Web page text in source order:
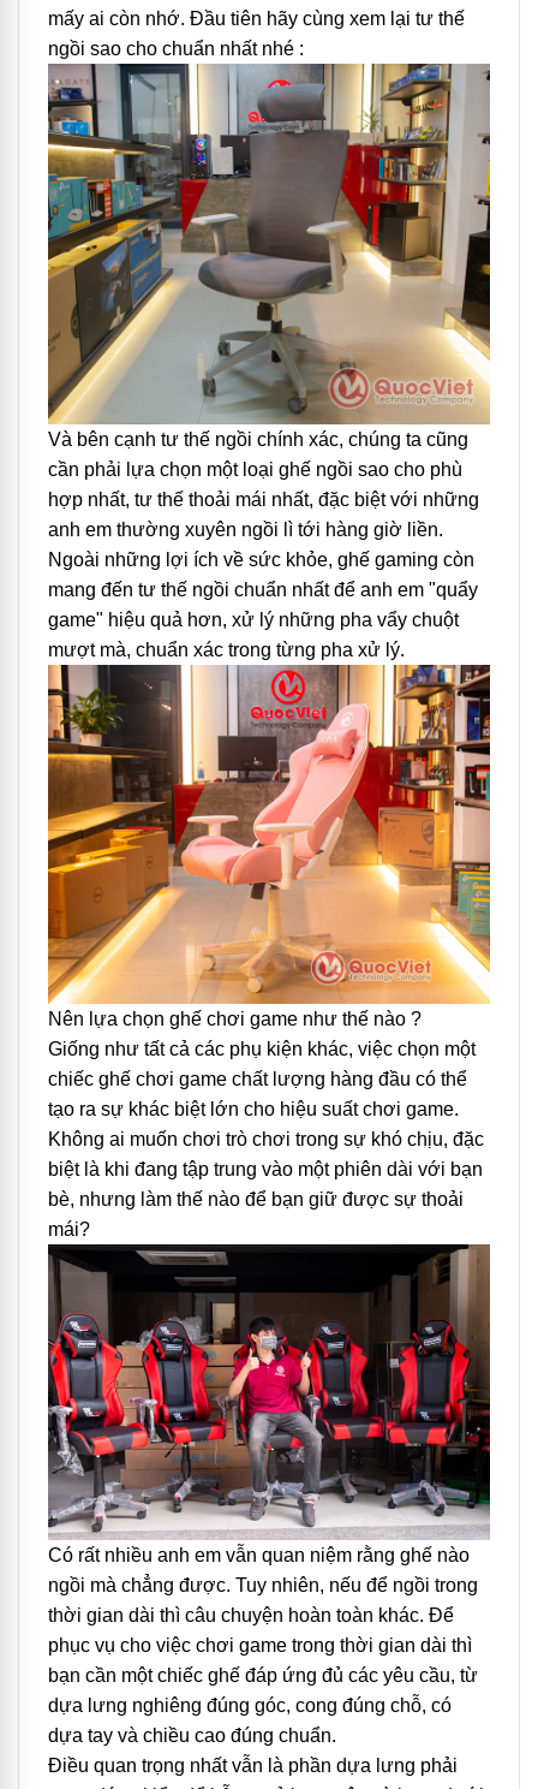
mấy ai còn nhớ. Đầu tiên hãy cùng xem lại tư thế
ngồi sao cho chuẩn nhất nhé :
Và bên cạnh tư thế ngồi chính xác, chúng ta cũng
cần phải lựa chọn một loại ghế ngồi sao cho phù
hợp nhất, tư thế thoải mái nhất, đặc biệt với những
anh em thường xuyên ngồi lì tới hàng giờ liền.
Ngoài những lợi ích về sức khỏe, ghế gaming còn
mang đến tư thế ngồi chuẩn nhất để anh em "quẩy
game" hiệu quả hơn, xử lý những pha vẩy chuột
mượt mà, chuẩn xác trong từng pha xử lý.
Nên lựa chọn ghế chơi game như thế nào ?
Giống như tất cả các phụ kiện khác, việc chọn một
chiếc ghế chơi game chất lượng hàng đầu có thể
tạo ra sự khác biệt lớn cho hiệu suất chơi game.
Không ai muốn chơi trò chơi trong sự khó chịu, đặc
biệt là khi đang tập trung vào một phiên dài với bạn
bè, nhưng làm thế nào để bạn giữ được sự thoải
mái?
Có rất nhiều anh em vẫn quan niệm rằng ghế nào
ngồi mà chẳng được. Tuy nhiên, nếu để ngồi trong
thời gian dài thì câu chuyện hoàn toàn khác. Để
phục vụ cho việc chơi game trong thời gian dài thì
bạn cần một chiếc ghế đáp ứng đủ các yêu cầu, từ
dựa lưng nghiêng đúng góc, cong đúng chỗ, có
dựa tay và chiều cao đúng chuẩn.
Điều quan trọng nhất vẫn là phần dựa lưng phải